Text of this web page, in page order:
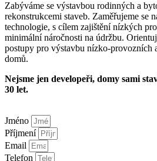
Zabýváme se výstavbou rodinných a
rekonstrukcemi staveb. Zaměřujeme se
technologie, s cílem zajištění nízkých
minimální náročnosti na údržbu.
postupy pro výstavbu nízko-provozních
domů.
Nejsme jen developeři, domy sami
30 let.
Jméno
Příjmení
Email
Telefon